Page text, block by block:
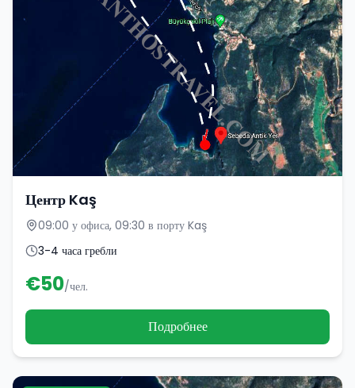
Центр Kaş
09:00 у офиса, 09:30 в порту Kaş
3-4 часа гребли
€50/чел.
Подробнее